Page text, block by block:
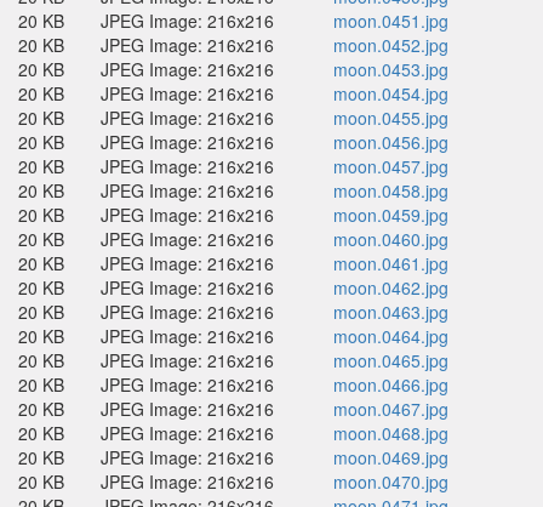
20 KB
JPEG Image: 216x216
moon.0451.jpg
20 KB
JPEG Image: 216x216
moon.0452.jpg
20 KB
JPEG Image: 216x216
moon.0453.jpg
20 KB
JPEG Image: 216x216
moon.0454.jpg
20 KB
JPEG Image: 216x216
moon.0455.jpg
20 KB
JPEG Image: 216x216
moon.0456.jpg
20 KB
JPEG Image: 216x216
moon.0457.jpg
20 KB
JPEG Image: 216x216
moon.0458.jpg
20 KB
JPEG Image: 216x216
moon.0459.jpg
20 KB
JPEG Image: 216x216
moon.0460.jpg
20 KB
JPEG Image: 216x216
moon.0461.jpg
20 KB
JPEG Image: 216x216
moon.0462.jpg
20 KB
JPEG Image: 216x216
moon.0463.jpg
20 KB
JPEG Image: 216x216
moon.0464.jpg
20 KB
JPEG Image: 216x216
moon.0465.jpg
20 KB
JPEG Image: 216x216
moon.0466.jpg
20 KB
JPEG Image: 216x216
moon.0467.jpg
20 KB
JPEG Image: 216x216
moon.0468.jpg
20 KB
JPEG Image: 216x216
moon.0469.jpg
20 KB
JPEG Image: 216x216
moon.0470.jpg